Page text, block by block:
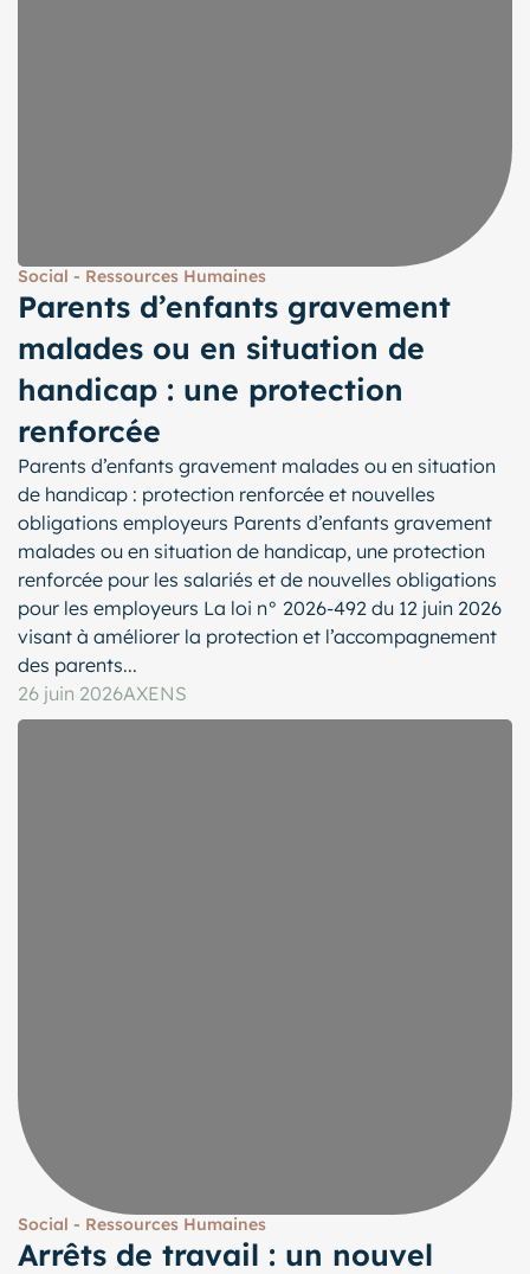
Social - Ressources Humaines
Parents d’enfants gravement
malades ou en situation de
handicap : une protection
renforcée
Parents d’enfants gravement malades ou en situation
de handicap : protection renforcée et nouvelles
obligations employeurs Parents d’enfants gravement
malades ou en situation de handicap, une protection
renforcée pour les salariés et de nouvelles obligations
pour les employeurs La loi n° 2026-492 du 12 juin 2026
visant à améliorer la protection et l’accompagnement
des parents...
26 juin 2026AXENS
Social - Ressources Humaines
Arrêts de travail : un nouvel